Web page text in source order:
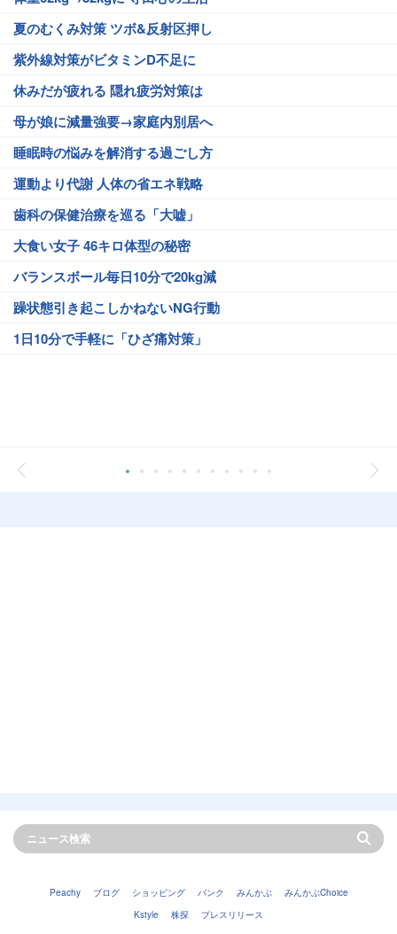
夏のむくみ対策 ツボ&反射区押し
紫外線対策がビタミンD不足に
休みだが疲れる 隠れ疲労対策は
母が娘に減量強要→家庭内別居へ
睡眠時の悩みを解消する過ごし方
運動より代謝 人体の省エネ戦略
歯科の保健治療を巡る「大嘘」
大食い女子 46キロ体型の秘密
バランスボール毎日10分で20kg減
躁状態引き起こしかねないNG行動
1日10分で手軽に「ひざ痛対策」
Peachy ブログ ショッピング バンク みんかぶ
みんかぶChoice
Kstyle
株探 プレスリリース